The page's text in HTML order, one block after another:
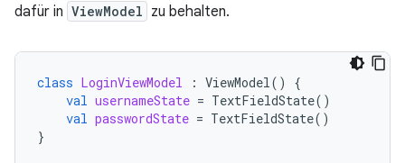
dafür in ViewModel zu behalten.
class LoginViewModel : ViewModel()
{
val usernameState = TextFieldState()
val passwordState = TextFieldState()
}